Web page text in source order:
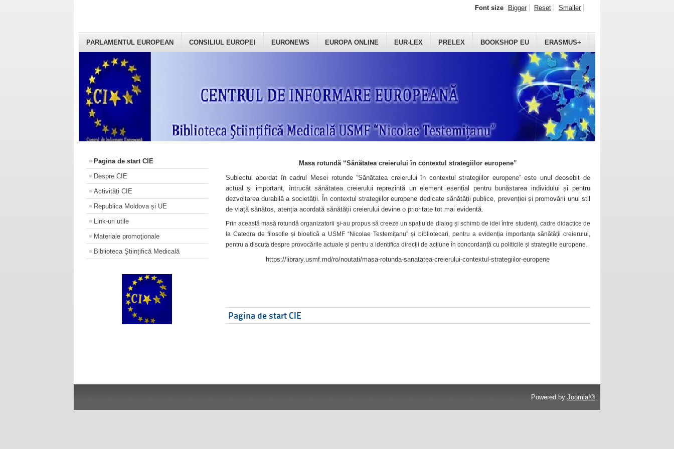
PARLAMENTUL EUROPEAN CONSILIUL EUROPEI EURONEWS EUROPA ONLINE EUR-LEX PRELEX BOOKSHOP EU ERASMUS+
Font size Bigger Reset Smaller
Pagina de start CIE
Despre CIE
Activități CIE
Republica Moldova și UE
Link-uri utile
Materiale promoţionale
Biblioteca Științifică Medicală
Masa rotundă “Sănătatea creierului în contextul strategiilor europene”
Subiectul abordat în cadrul Mesei rotunde “Sănătatea creierului în contextul strategiilor europene” este unul deosebit de
actual și important, întrucât sănătatea creierului reprezintă un element esențial pentru bunăstarea individului și pentru
dezvoltarea durabilă a societății. În contextul strategiilor europene dedicate sănătății publice, prevenției și promovării unui stil
de viață sănătos, atenția acordată sănătății creierului devine o prioritate tot mai evidentă.
Prin această masă rotundă organizatorii şi-au propus să creeze un spațiu de dialog și schimb de idei între studenți, cadre didactice de
la Catedra de filosofie și bioetică a USMF “Nicolae Testemițanu” și bibliotecari, pentru a evidenția importanța sănătății creierului,
pentru a discuta despre provocările actuale și pentru a identifica direcții de acțiune în concordanță cu politicile și strategiile europene.
https://library.usmf.md/ro/noutati/masa-rotunda-sanatatea-creierului-contextul-strategiilor-europene
Pagina de start CIE
Powered by Joomla!®